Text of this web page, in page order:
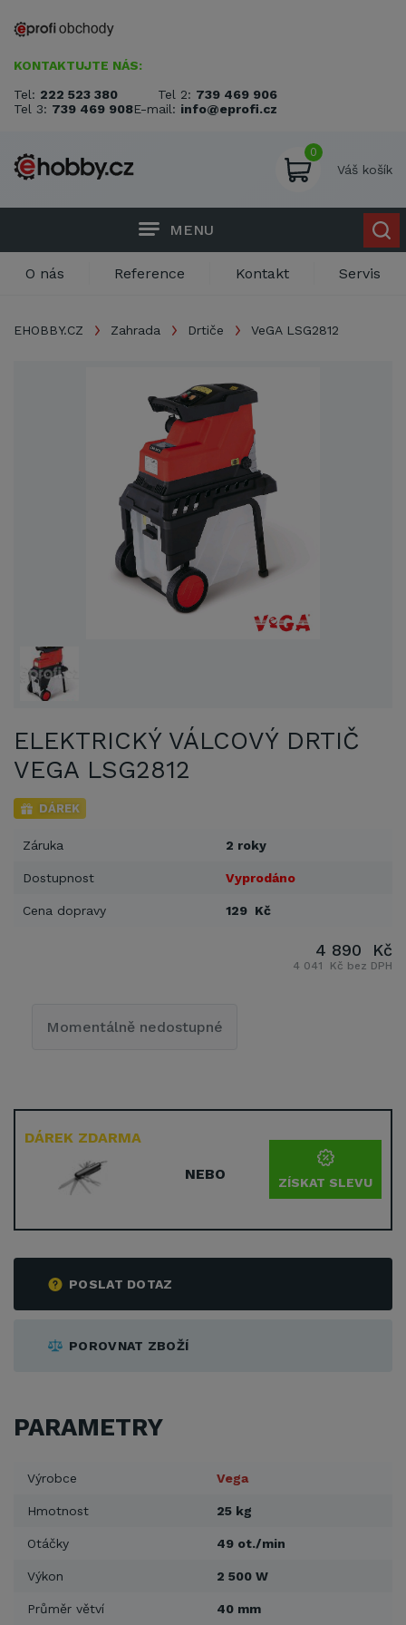
KONTAKTUJTE NÁS:
Tel: 222 523 380 Tel 2: 739 469 906
Tel 3: 739 469 908E-mail: info@eprofi.cz
0
Váš košík
MENU
O nás Reference Kontakt Servis
EHOBBY.CZ Zahrada Drtiče VeGA LSG2812
ELEKTRICKÝ VÁLCOVÝ DRTIČ
VEGA LSG2812
DÁREK
Záruka 2 roky
Dostupnost Vyprodáno
Cena dopravy 129 Kč
POSLAT DOTAZ
POROVNAT ZBOŽÍ
DÁREK ZDARMA
NEBO ZÍSKAT SLEVU
4 890 Kč
4 041 Kč bez DPH
Momentálně nedostupné
PARAMETRY
Výrobce Vega
Hmotnost 25 kg
Otáčky 49 ot./min
Výkon 2 500 W
Průměr větví 40 mm